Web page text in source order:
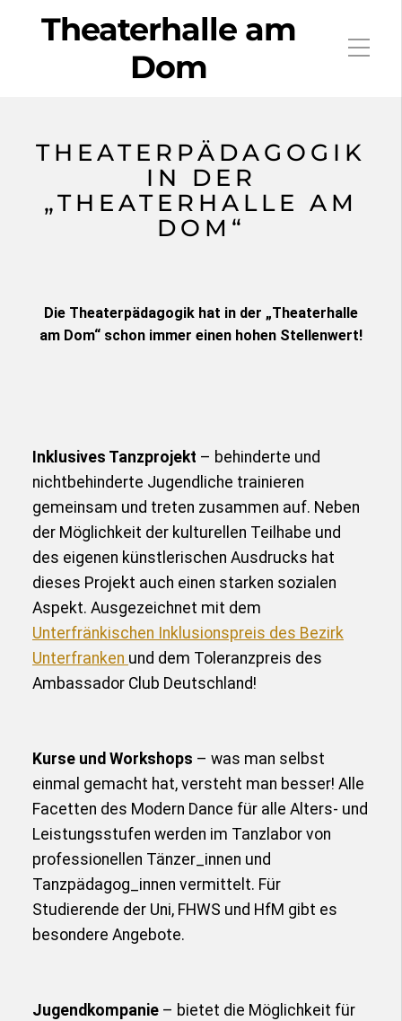
Theaterhalle am
Dom
THEATERPÄDAGOGIK
IN DER
„THEATERHALLE AM
DOM“
Die Theaterpädagogik hat in der „Theaterhalle
am Dom“ schon immer einen hohen Stellenwert!
Inklusives Tanzprojekt – behinderte und
nichtbehinderte Jugendliche trainieren
gemeinsam und treten zusammen auf. Neben
der Möglichkeit der kulturellen Teilhabe und
des eigenen künstlerischen Ausdrucks hat
dieses Projekt auch einen starken sozialen
Aspekt. Ausgezeichnet mit dem
Unterfränkischen Inklusionspreis des Bezirk
Unterfranken und dem Toleranzpreis des
Ambassador Club Deutschland!
Kurse und Workshops – was man selbst
einmal gemacht hat, versteht man besser! Alle
Facetten des Modern Dance für alle Alters- und
Leistungsstufen werden im Tanzlabor von
professionellen Tänzer_innen und
Tanzpädagog_innen vermittelt. Für
Studierende der Uni, FHWS und HfM gibt es
besondere Angebote.
Jugendkompanie – bietet die Möglichkeit für